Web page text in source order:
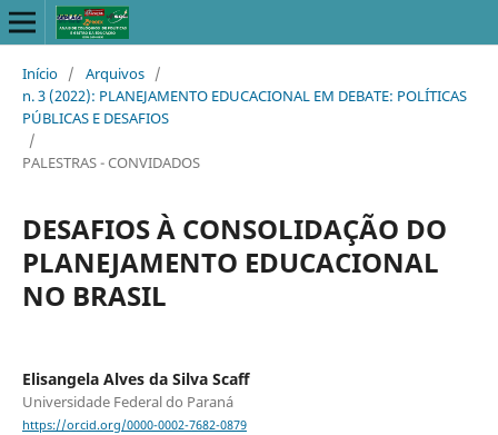
Início / Arquivos /
n. 3 (2022): PLANEJAMENTO EDUCACIONAL EM DEBATE: POLÍTICAS
PÚBLICAS E DESAFIOS
/
PALESTRAS - CONVIDADOS
DESAFIOS À CONSOLIDAÇÃO DO
PLANEJAMENTO EDUCACIONAL
NO BRASIL
Elisangela Alves da Silva Scaff
Universidade Federal do Paraná
https://orcid.org/0000-0002-7682-0879